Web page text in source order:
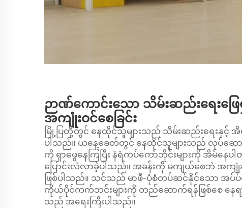
ဉာဏ်ကောင်းသော သိမ်းဆည်းရေးဖြေ
အကျုံးဝင်စေခြင်း
မြို့ပြတို့တွင် နေထိုင်သူများသည် သိမ်းဆည်းရေးနှင့်
ပါသည်။ ယနေ့ခေတ်တွင် နေထိုင်သူများသည် လုပ်ဆောင်နို
ကို ရှာဖွေနေကြပြီး နံရံကပ်ကော်ဘိုင်းများကို အိမ်နေ
ပြောင်းလဲလာခဲ့ပါသည်။ အခန်းကို မကျယ်စေဘဲ အကျုံ
ဖြစ်ပါသည်။ သင်သည် မာဖီ-ပုံစံတပ်ဆင်နိုင်သော အပ်ပ်တိ
ကိုယ်ပိုင်ကက်ဘင်းများကို တည်ဆောက်ရန်ဖြစ်စေ နေရာ
သည် အရေးကြီးပါသည်။